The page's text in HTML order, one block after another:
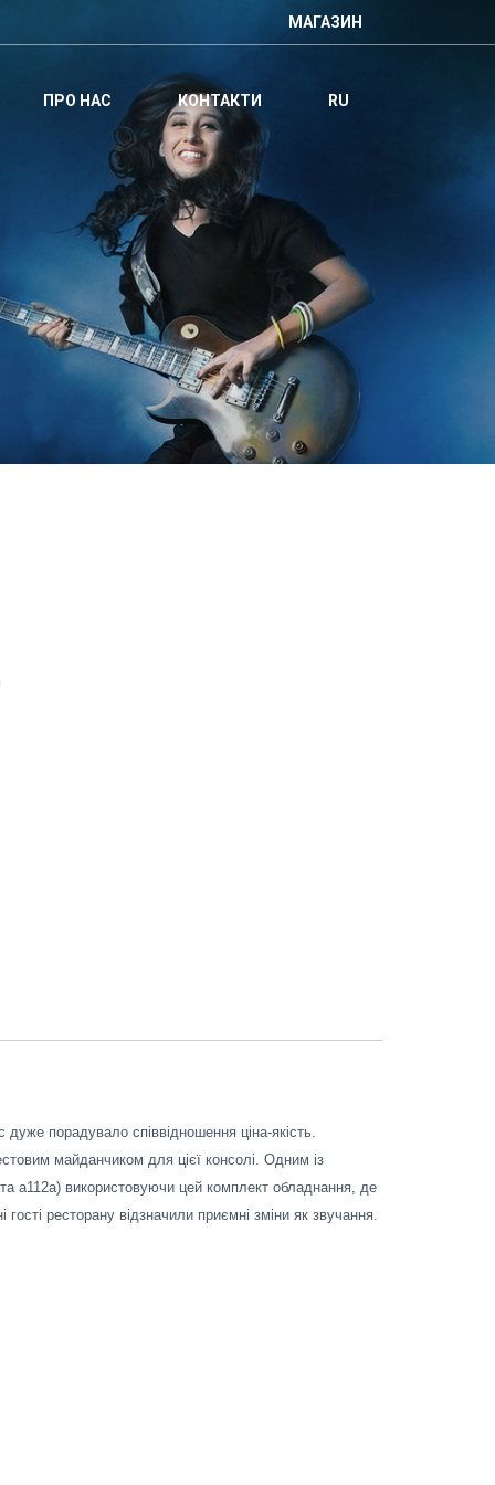
МАГАЗИН
ПРО НАС КОНТАКТИ RU
порадувало співвідношення ціна-якість.
майданчиком для цієї консолі. Одним із
a112a) використовуючи цей комплект обладнання, де
ресторану відзначили приємні зміни як звучання.